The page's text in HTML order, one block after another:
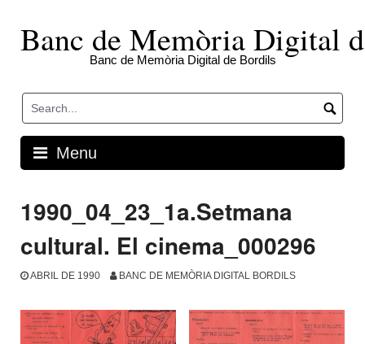
contentBanc de Memòria Digital
Banc de Memòria Digital de Bordils
Menu
1990_04_23_1a.Setmana
cultural. El cinema_000296
ABRIL DE 1990 BANC DE MEMÒRIA DIGITAL BORDILS